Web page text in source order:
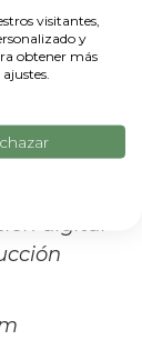
de la
de
segunda
y
digital
visitantes,
y
obtener más